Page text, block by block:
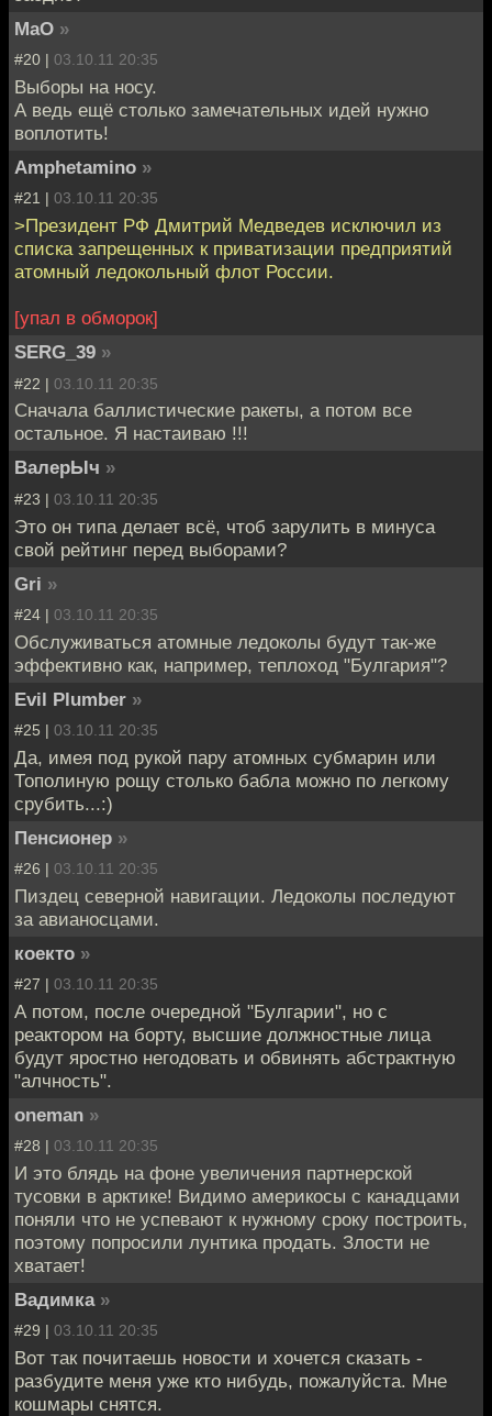
MaO »
#20 | 03.10.11 20:35
Выборы на носу.
А ведь ещё столько замечательных идей нужно
воплотить!
Amphetamino »
#21 | 03.10.11 20:35
>Президент РФ Дмитрий Медведев исключил из
списка запрещенных к приватизации предприятий
атомный ледокольный флот России.
[упал в обморок]
SERG_39 »
#22 | 03.10.11 20:35
Cначала баллистические ракеты, а потом все
остальное. Я настаиваю !!!
ВалерЫч »
#23 | 03.10.11 20:35
Это он типа делает всё, чтоб зарулить в минуса
свой рейтинг перед выборами?
Gri »
#24 | 03.10.11 20:35
Обслуживаться атомные ледоколы будут так-же
эффективно как, например, теплоход "Булгария"?
Evil Plumber »
#25 | 03.10.11 20:35
Да, имея под рукой пару атомных субмарин или
Тополиную рощу столько бабла можно по легкому
срубить...:)
Пенсионер »
#26 | 03.10.11 20:35
Пиздец северной навигации. Ледоколы последуют
за авианосцами.
коекто »
#27 | 03.10.11 20:35
А потом, после очередной "Булгарии", но с
реактором на борту, высшие должностные лица
будут яростно негодовать и обвинять абстрактную
"алчность".
oneman »
#28 | 03.10.11 20:35
И это блядь на фоне увеличения партнерской
тусовки в арктике! Видимо америкосы с канадцами
поняли что не успевают к нужному сроку построить,
поэтому попросили лунтика продать. Злости не
хватает!
Вадимка »
#29 | 03.10.11 20:35
Вот так почитаешь новости и хочется сказать -
разбудите меня уже кто нибудь, пожалуйста. Мне
кошмары снятся.